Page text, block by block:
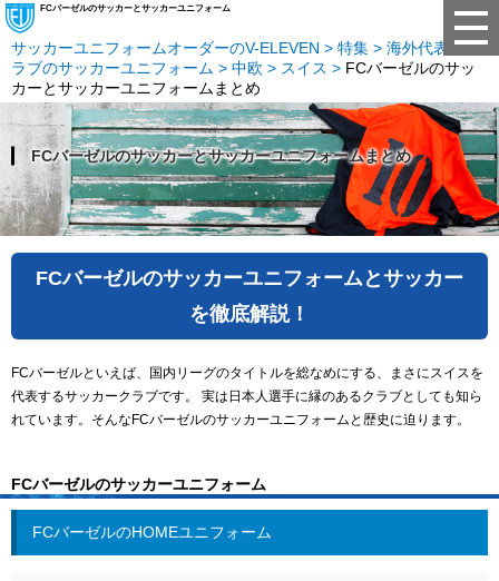
FCバーゼルのサッカーとサッカーユニフォーム
サッカーユニフォームオーダーのV-ELEVEN 特集
海外代表・ク
ラブのサッカーユニフォーム
中欧 スイス
FCバーゼルのサッ
カーとサッカーユニフォームまとめ
FCバーゼルのサッカーとサッカーユニフォームまとめ
FCバーゼルのサッカーユニフォームとサッカー
を徹底解説！
FCバーゼルといえば、国内リーグのタイトルを総なめにする、まさにスイスを
代表するサッカークラブです。 実は日本人選手に縁のあるクラブとしても知ら
れています。そんなFCバーゼルのサッカーユニフォームと歴史に迫ります。
FCバーゼルのサッカーユニフォーム
FCバーゼルのHOMEユニフォーム